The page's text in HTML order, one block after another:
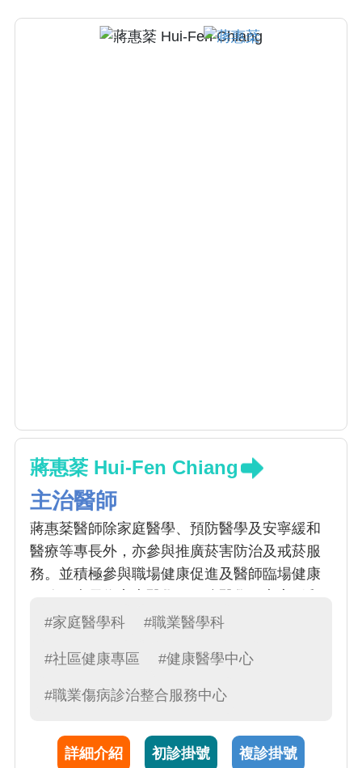
蔣惠棻 Hui-Fen Chiang
主治醫師
蔣惠棻醫師除家庭醫學、預防醫學及安寧緩和
醫療等專長外，亦參與推廣菸害防治及戒菸服
務。並積極參與職場健康促進及醫師臨場健康
醫療。主要診治常見急性健康問題如感冒、腸
壓、糖尿病、高血脂症等等。另外也針對戒菸
方面提供衛教及諮詢。
#家庭醫學科 #職業醫學科
#社區健康專區 #健康醫學中心
#職業傷病診治整合服務中心
詳細介紹 初診掛號 複診掛號